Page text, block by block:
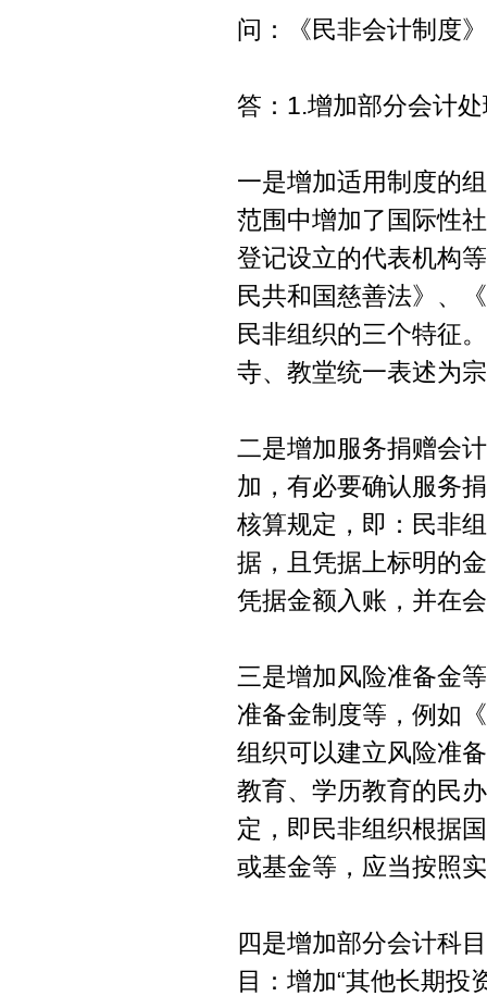
问：《民非会计制度
答：1.增加部分会计
一是增加适用制度的
范围中增加了国际性
登记设立的代表机构
民共和国慈善法》、
民非组织的三个特征
寺、教堂统一表述为
二是增加服务捐赠会
加，有必要确认服务
核算规定，即：民非
据，且凭据上标明的
凭据金额入账，并在
三是增加风险准备金
准备金制度等，例如
组织可以建立风险准
教育、学历教育的民
定，即民非组织根据
或基金等，应当按照
四是增加部分会计科
目：增加“其他长期投